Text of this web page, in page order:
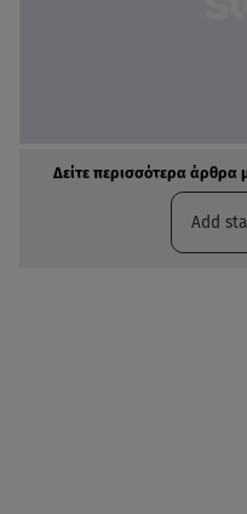
Δείτε περισσότερα άρθρα
Add